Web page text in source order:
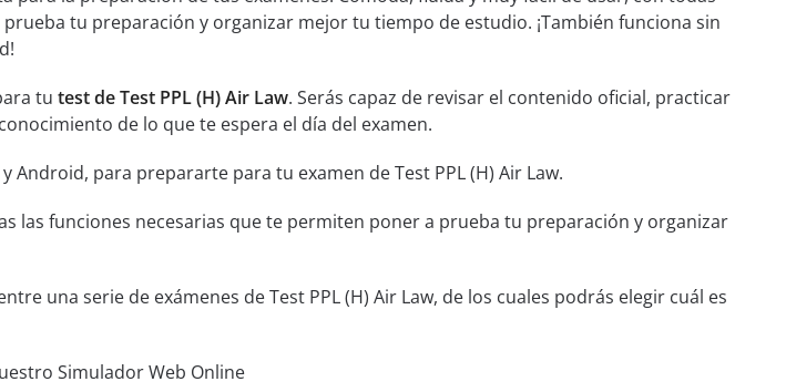
tu preparación y organizar mejor tu tiempo de estudio. ¡También funciona sin
tu test de Test PPL (H) Air Law. Serás capaz de revisar el contenido oficial, practicar
de lo que te espera el día del examen.
Android, para prepararte para tu examen de Test PPL (H) Air Law.
las funciones necesarias que te permiten poner a prueba tu preparación y organizar
una serie de exámenes de Test PPL (H) Air Law, de los cuales podrás elegir cuál es
Simulador Web Online